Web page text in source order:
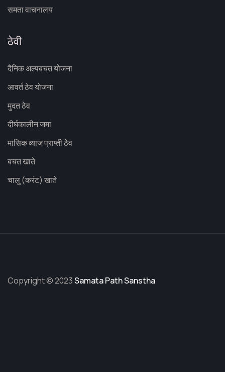
समता वाचनालय
ठेवी
दैनिक अल्पबचत योजना
आवर्त ठेव योजना
मुदत ठेव
दीर्घकालीन जमा
मासिक व्याज प्राप्ती ठेव
बचत खाते
चालु (करंट) खाते
Copyright © 2023Samata Path Sanstha